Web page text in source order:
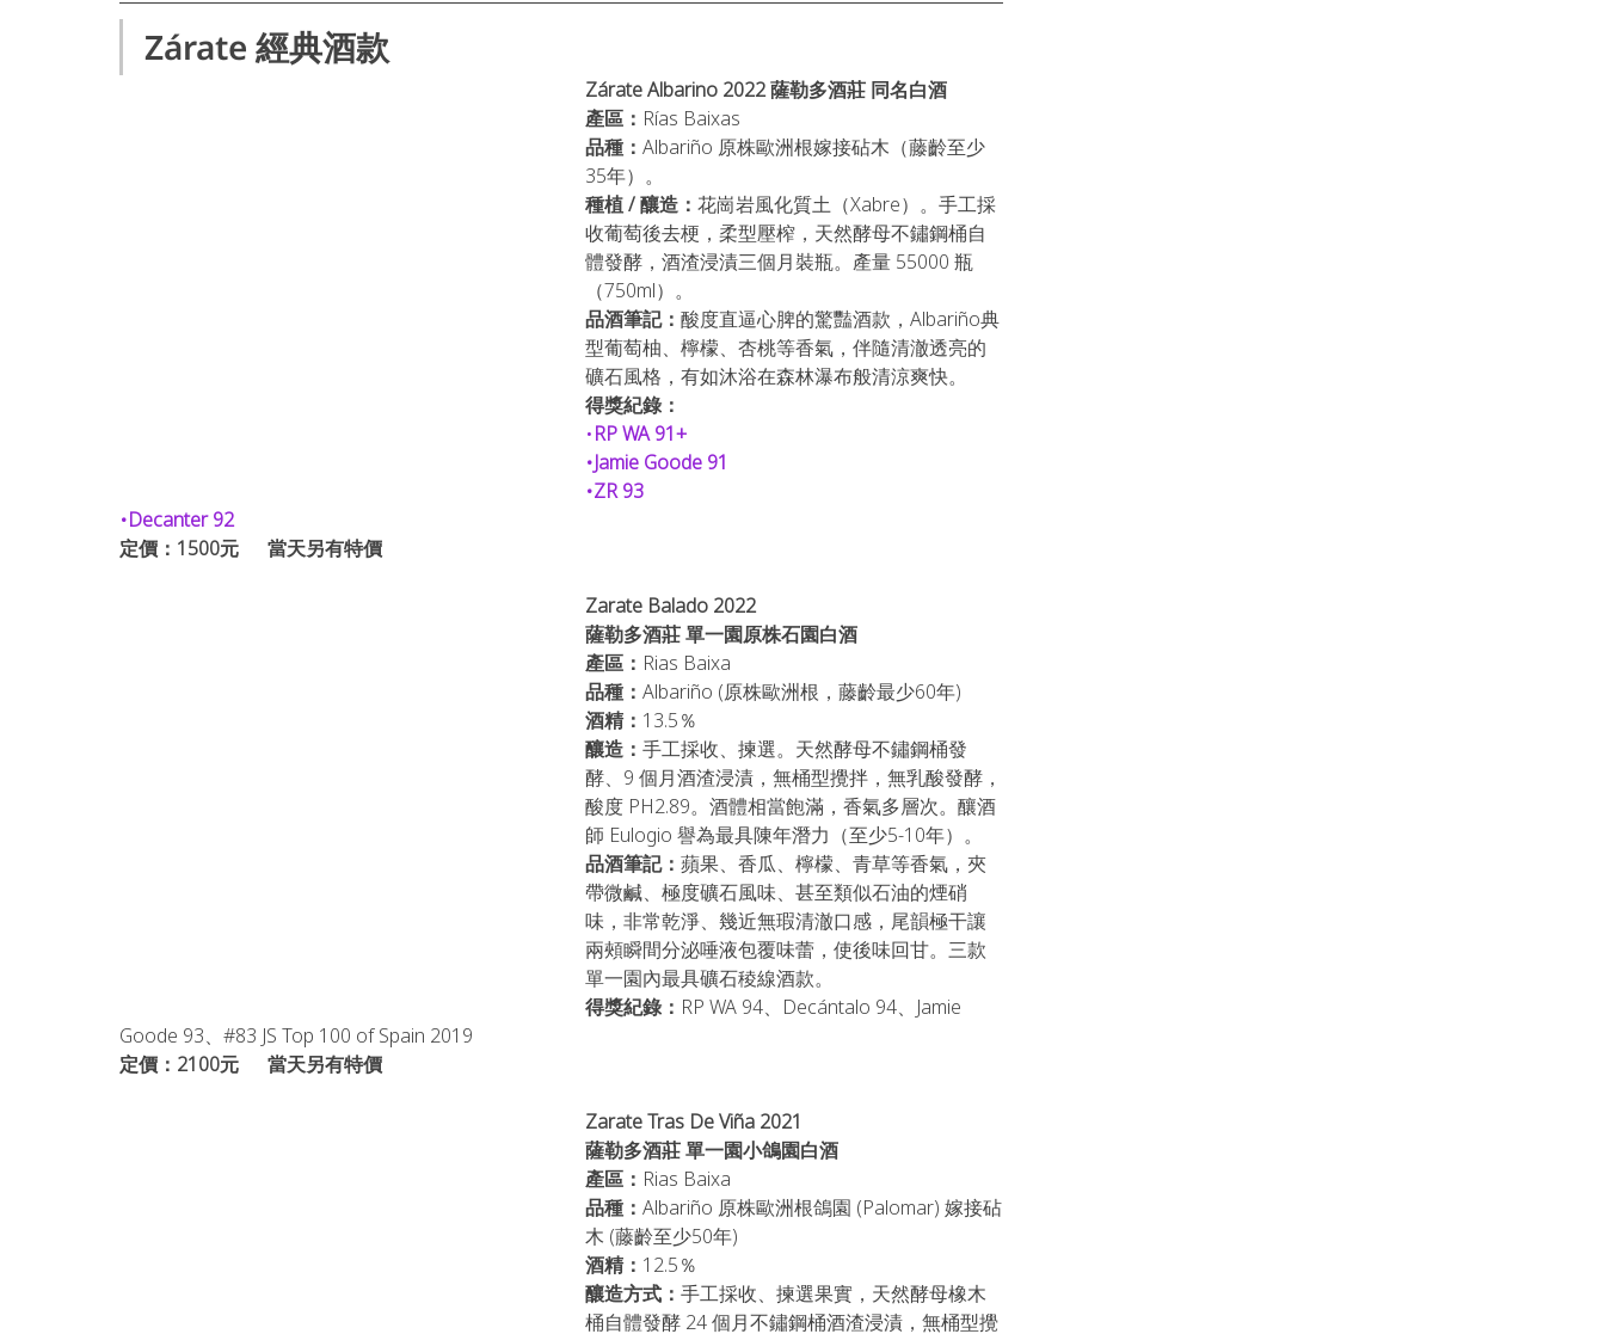
Zárate 經典酒款
Zárate Albarino 2022 薩勒多酒莊 同名白酒
產區： Rías Baixas
品種： Albariño 原株歐洲根嫁接砧木（藤齡至少
35年）。
種植 / 釀造： 花崗岩風化質土（Xabre）。手工採
收葡萄後去梗，柔型壓榨，天然酵母不鏽鋼桶自
體發酵，酒渣浸漬三個月裝瓶。產量 55000 瓶
（750ml）。
品酒筆記： 酸度直逼心脾的驚豔酒款，Albariño典
型葡萄柚、檸檬、杏桃等香氣，伴隨清澈透亮的
礦石風格，有如沐浴在森林瀑布般清涼爽快。
得獎紀錄：
•RP WA 91+
•Jamie Goode 91
•ZR 93
•Decanter 92
定價：1500元      當天另有特價
Zarate Balado 2022
薩勒多酒莊 單一園原株石園白酒
產區： Rias Baixa
品種： Albariño (原株歐洲根，藤齡最少60年)
酒精： 13.5％
釀造： 手工採收、揀選。天然酵母不鏽鋼桶發
酵、9 個月酒渣浸漬，無桶型攪拌，無乳酸發酵，
酸度 PH2.89。酒體相當飽滿，香氣多層次。釀酒
師 Eulogio 譽為最具陳年潛力（至少5-10年）。
品酒筆記： 蘋果、香瓜、檸檬、青草等香氣，夾
帶微鹹、極度礦石風味、甚至類似石油的煙硝
味，非常乾淨、幾近無瑕清澈口感，尾韻極干讓
兩頰瞬間分泌唾液包覆味蕾，使後味回甘。三款
單一園內最具礦石稜線酒款。
得獎紀錄： RP WA 94、Decántalo 94、Jamie
Goode 93、#83 JS Top 100 of Spain 2019
定價：2100元      當天另有特價
Zarate Tras De Viña 2021
薩勒多酒莊 單一園小鴿園白酒
產區： Rias Baixa
品種： Albariño 原株歐洲根鴿園 (Palomar) 嫁接砧
木 (藤齡至少50年)
酒精： 12.5％
釀造方式： 手工採收、揀選果實，天然酵母橡木
桶自體發酵 24 個月不鏽鋼桶酒渣浸漬，無桶型攪